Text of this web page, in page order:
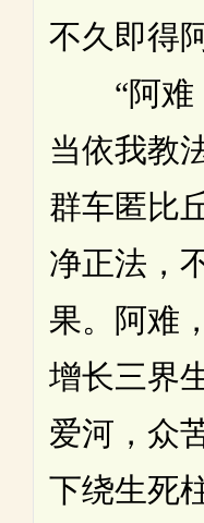
不久即得
“阿难
当依我教
群车匿比
净正法，
果。阿难
增长三界
爱河，众
下绕生死